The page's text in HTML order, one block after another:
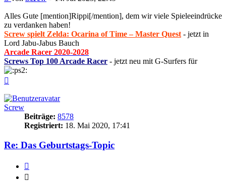
Alles Gute [mention]Rippi[/mention], dem wir viele Spieleeindrücke
zu verdanken haben!
Screw spielt Zelda: Ocarina of Time – Master Quest - jetzt in
Lord Jabu-Jabus Bauch
Arcade Racer 2020-2028
Screws Top 100 Arcade Racer - jetzt neu mit G-Surfers für
Screw
Beiträge: 8578
Registriert: 18. Mai 2020, 17:41
Re: Das Geburtstags-Topic